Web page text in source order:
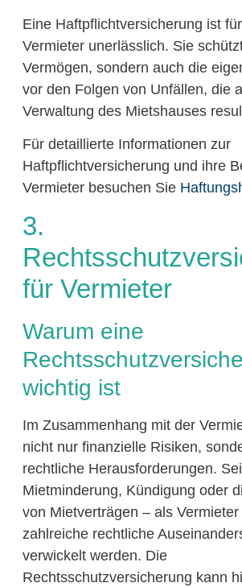
Eine Haftpflichtversicherung ist
Vermieter unerlässlich. Sie
Vermögen, sondern auch die
vor den Folgen von Unfällen, die
Verwaltung des Mietshauses
Für detaillierte Informationen zur
Haftpflichtversicherung und ihre
Vermieter besuchen Sie
3.
für Vermieter
Warum eine
wichtig ist
Im Zusammenhang mit der
nicht nur finanzielle Risiken,
rechtliche Herausforderungen.
Mietminderung, Kündigung oder
von Mietverträgen – als
zahlreiche rechtliche
verwickelt werden. Die
Rechtsschutzversicherung kann